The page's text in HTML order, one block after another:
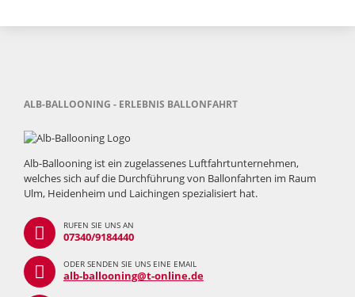
ALB-BALLOONING - ERLEBNIS BALLONFAHRT
Alb-Ballooning ist ein zugelassenes Luftfahrtunternehmen,
welches sich auf die Durchführung von Ballonfahrten im Raum
Ulm, Heidenheim und Laichingen spezialisiert hat.
RUFEN SIE UNS AN
07340/9184440
ODER SENDEN SIE UNS EINE EMAIL
alb-ballooning@t-online.de